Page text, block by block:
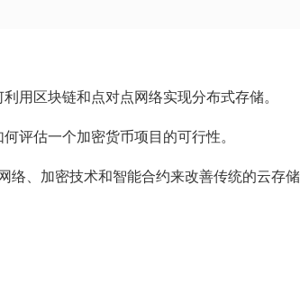
用区块链和点对点网络实现分布式存储。
评估一个加密货币项目的可行性。
络、加密技术和智能合约来改善传统的云存储